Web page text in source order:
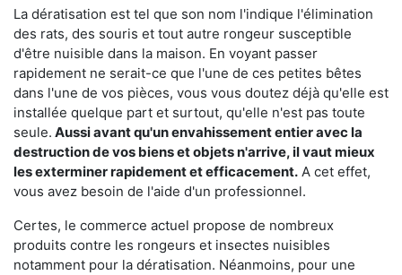
La dératisation est tel que son nom l'indique l'élimination
des rats, des souris et tout autre rongeur susceptible
d'être nuisible dans la maison. En voyant passer
rapidement ne serait-ce que l'une de ces petites bêtes
dans l'une de vos pièces, vous vous doutez déjà qu'elle est
installée quelque part et surtout, qu'elle n'est pas toute
seule. Aussi avant qu'un envahissement entier avec la
destruction de vos biens et objets n'arrive, il vaut mieux
les exterminer rapidement et efficacement. A cet effet,
vous avez besoin de l'aide d'un professionnel.
Certes, le commerce actuel propose de nombreux
produits contre les rongeurs et insectes nuisibles
notamment pour la dératisation. Néanmoins, pour une